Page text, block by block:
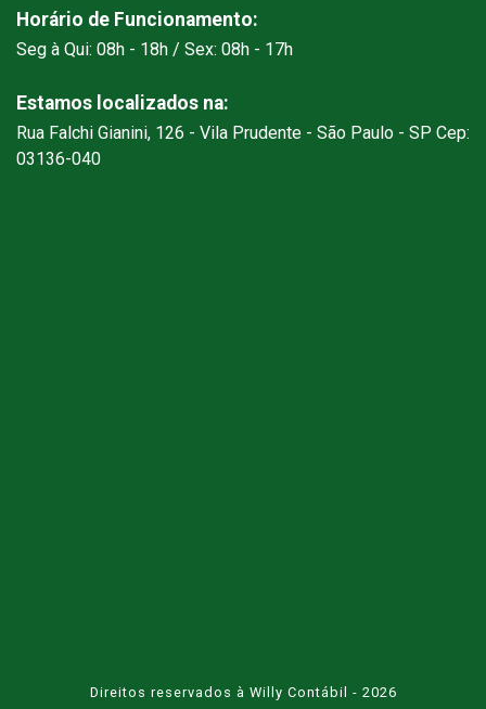
Horário de Funcionamento:
Seg à Qui: 08h - 18h / Sex: 08h - 17h
Estamos localizados na:
Rua Falchi Gianini, 126 - Vila Prudente - São Paulo - SP Cep:
03136-040
Direitos reservados à Willy Contábil - 2026